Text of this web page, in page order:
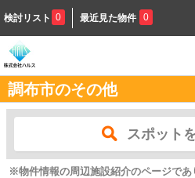
検討リスト 0 最近見た物件 0
調布市のその他
スポット
※物件情報の周辺施設紹介のページで